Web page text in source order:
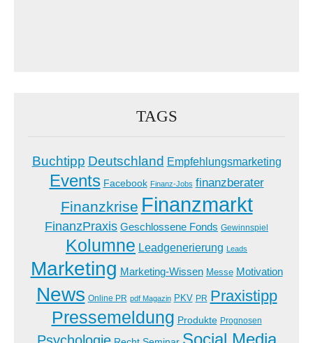
TAGS
Buchtipp Deutschland Empfehlungsmarketing
Events Facebook Finanz-Jobs finanzberater
Finanzkrise Finanzmarkt
FinanzPraxis Geschlossene Fonds Gewinnspiel
Kolumne Leadgenerierung Leads
Marketing Marketing-Wissen Messe Motivation
News Online PR pdf Magazin PKV PR Praxistipp
Pressemeldung Produkte Prognosen
Social Media